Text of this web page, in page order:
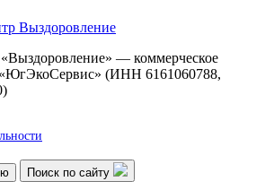
Выздоровление
— коммерческое
(ИНН 6161060788,
Поиск по сайту